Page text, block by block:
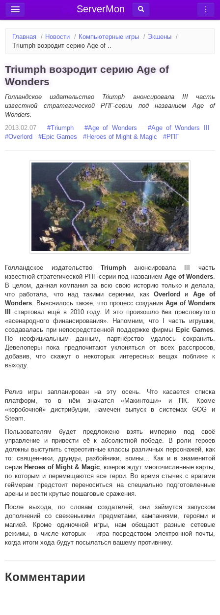
ServerMon
Добавить сервер
Мониторинг серверов
Форум
Вход в аккаунт
Главная / Новости / Компьютерные игры / Экшены /
Triumph возродит серию Age of ..
Triumph возродит серию Age of
Wonders
Голландское издательство Triumph анонсировала III часть
известной стратегической РПГ-серии под названием Age of
Wonders.
2013.02.07
#Triumph #Age of Wonders #Age of Wonders III
#Overlord #Epic Games #Heroes of Might & Magic #РПГ
Голландское издательство Triumphанонсировала III часть
известной стратегической РПГ-серии под названием Age of Wonders.
В целом, данная компания за всю свою историю только и делала,
что работала, что над такими сериями, какOverlord и Age of
Wonders. Выяснилось также, что процесс созданияAge of Wonders
стартовал ещё в 2010 году. И это произошло без пресловутого
«всенародного финансирования». Напомним, что I часть игрушки,
создавалась при непосредственной поддержке фирмы Epic Games.
По неофициальным данным, партнёрство удалось сохранить.
Девелоперы пока предпочитают уклоняться от всех расспросов,
добавив, что скажут о некоторых интересных вещах поближе к
выходу.
Релиз игры запланирован на эту осень. Что касается списка
платформ, то в нём значатся «Макинтоши» и ПК. Кроме
«коробочной» дистрибуции, намечен выпуск в системах GOG и
Steam.
Пользователям будет предложено взять империю под своё
управление и привести её к абсолютной победе. В роли героев
должны выступить стереотипные классы различных персонажей, как
то: священники, друиды, разбойники, воины… Как и в знаменитой
серии Heroes of Might & Magic, юзеров ждут многочисленные карты,
по которым и перемещаются все герои. Во время стычек с врагами
геймерам предстоит переноситься на специально подготовленные
арены и вести крутые пошаговые сражения.
После выхода, по словам создателей, они займутся запуском
дополнений со свеженькими предметами, кампаниями, героями и
магией. Кроме одиночной игры, нам обещают разные сетевые
режимы, в числе которых – игра посредством электронной почты,
когда итоги хода будут посылаться вашему противнику.
Комментарии